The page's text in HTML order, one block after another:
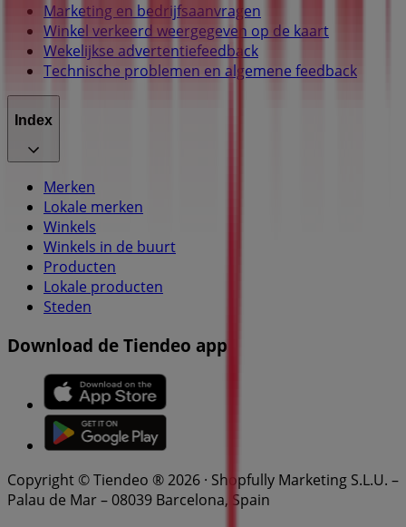
Marketing en bedrijfsaanvragen
Winkel verkeerd weergegeven op de kaart
Wekelijkse advertentiefeedback
Technische problemen en algemene feedback
Index
Merken
Lokale merken
Winkels
Winkels in de buurt
Producten
Lokale producten
Steden
Download de Tiendeo app
Copyright © Tiendeo ® 2026 · Shopfully Marketing S.L.U. –
Palau de Mar – 08039 Barcelona, Spain